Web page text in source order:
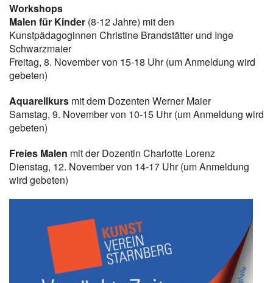
Workshops
Malen für Kinder (8-12 Jahre) mit den
Kunstpädagoginnen Christine Brandstätter und Inge
Schwarzmaier
Freitag, 8. November von 15-18 Uhr (um Anmeldung wird
gebeten)
Aquarellkurs mit dem Dozenten Werner Maier
Samstag, 9. November von 10-15 Uhr (um Anmeldung wird
gebeten)
Freies Malen mit der Dozentin Charlotte Lorenz
Dienstag, 12. November von 14-17 Uhr (um Anmeldung
wird gebeten)